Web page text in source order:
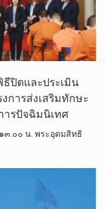
ปิดและประเมิน
การส่งเสริมทักษะ
ารปัจฉิมนิเทศ
๓.๐๐ น. พระ​อุดม​สิทธิ​